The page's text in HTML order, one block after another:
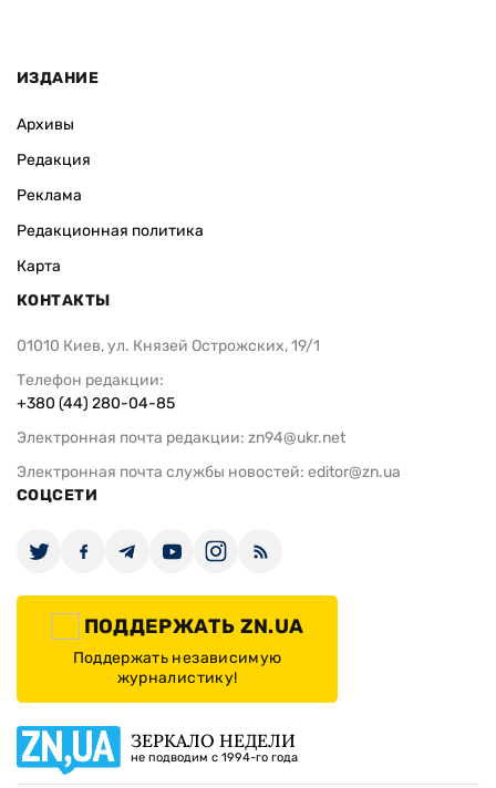
ИЗДАНИЕ
Архивы
Редакция
Реклама
Редакционная политика
Карта
КОНТАКТЫ
01010 Киев, ул. Князей Острожских, 19/1
Телефон редакции:
+380 (44) 280-04-85
Электронная почта редакции: zn94@ukr.net
Электронная почта службы новостей: editor@zn.ua
СОЦСЕТИ
ПОДДЕРЖАТЬ ZN.UA
Поддержать независимую
журналистику!
ЗЕРКАЛО НЕДЕЛИ
не подводим с 1994-го года